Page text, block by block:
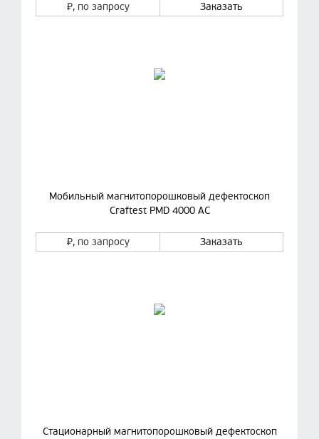
₽, по запросу Заказать
Мобильный магнитопорошковый дефектоскоп
Craftest PMD 4000 AC
₽, по запросу Заказать
Стационарный магнитопорошковый дефектоскоп